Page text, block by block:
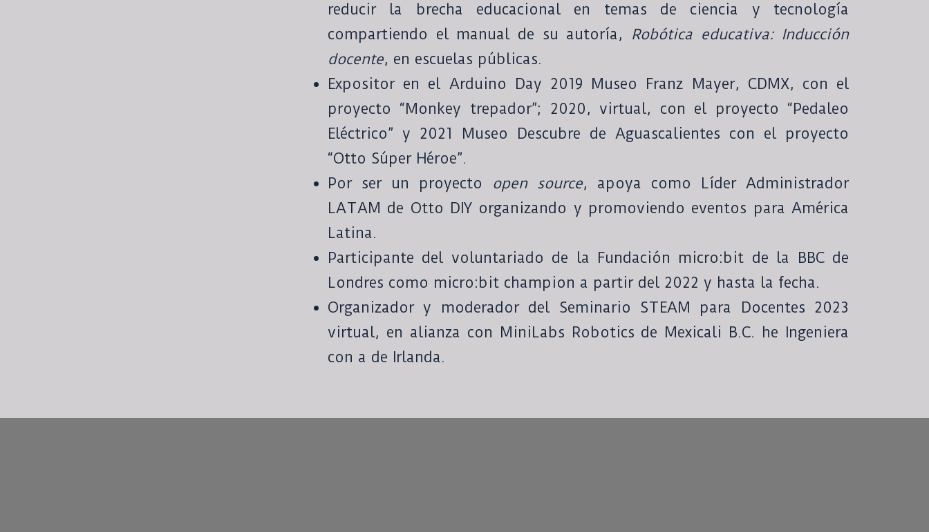
reducir la brecha educacional en temas de ciencia y tecnología
compartiendo el manual de su autoría, Robótica educativa: Inducción
docente, en escuelas públicas.
Expositor en el Arduino Day 2019 Museo Franz Mayer, CDMX, con el
proyecto “Monkey trepador”; 2020, virtual, con el proyecto “Pedaleo
Eléctrico” y 2021 Museo Descubre de Aguascalientes con el proyecto
“Otto Súper Héroe”.
Por ser un proyecto open source, apoya como Líder Administrador
LATAM de Otto DIY organizando y promoviendo eventos para América
Latina.
Participante del voluntariado de la Fundación micro:bit de la BBC de
Londres como micro:bit champion a partir del 2022 y hasta la fecha.
Organizador y moderador del Seminario STEAM para Docentes 2023
virtual, en alianza con MiniLabs Robotics de Mexicali B.C. he Ingeniera
con a de Irlanda.